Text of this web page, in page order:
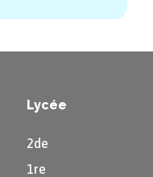
Lycée
2de
1re